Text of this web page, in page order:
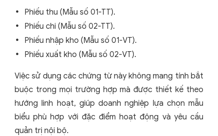
Phiếu thu (Mẫu số 01-TT).
Phiếu chi (Mẫu số 02-TT).
Phiếu nhập kho (Mẫu số 01-VT).
Phiếu xuất kho (Mẫu số 02-VT).
Việc sử dụng các chứng từ này không mang tính bắt
buộc trong mọi trường hợp mà được thiết kế theo
hướng linh hoạt, giúp doanh nghiệp lựa chọn mẫu
biểu phù hợp với đặc điểm hoạt động và yêu cầu
quản trị nội bộ.